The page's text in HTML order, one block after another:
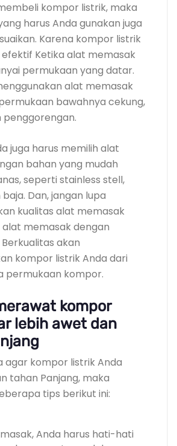
kompor listrik, maka
harus Anda gunakan juga
Karena kompor listrik
Ketika alat memasak
permukaan yang datar.
alat memasak
bawahnya cekung,
juga harus memilih alat
bahan yang mudah
seperti stainless stell,
Dan, jangan lupa
kualitas alat memasak
alat memasak dengan
akan
kompor listrik Anda dari
permukaan kompor.
kompor
lebih awet dan
agar kompor listrik Anda
tahan Panjang, maka
tips berikut ini:
Anda harus hati-hati